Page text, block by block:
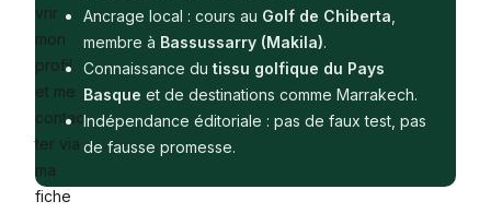
vrir
mon
profil
et me
contac
ter via
ma
fiche
Ancrage local : cours au Golf de Chiberta
membre à Bassussarry (Makila).
Connaissance du tissu golfique du Pays
Basque et de destinations comme Marrakech.
Indépendance éditoriale : pas de faux test, pas
de fausse promesse.